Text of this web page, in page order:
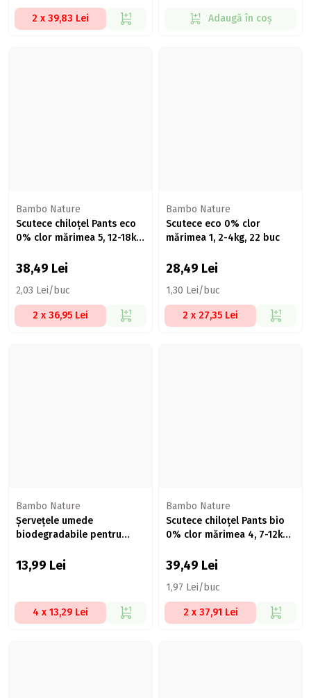
2 x 39,83 Lei Adaugă în coș
Bambo Nature
Scutece chiloțel Pants eco
0% clor mărimea 5, 12-18kg,
38,49 Lei
2,03 Lei/buc
2 x 36,95 Lei
Bambo Nature
Scutece eco 0% clor
mărimea 1, 2-4kg, 22 buc
28,49 Lei
1,30 Lei/buc
2 x 27,35 Lei
Bambo Nature
Șervețele umede
biodegradabile pentru
13,99 Lei
4 x 13,29 Lei
Bambo Nature
Scutece chiloțel Pants bio
0% clor mărimea 4, 7-12kg,
39,49 Lei
1,97 Lei/buc
2 x 37,91 Lei